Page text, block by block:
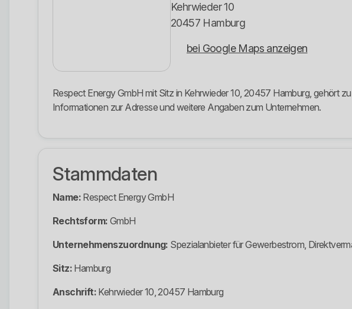
Kehrwieder 10
20457 Hamburg
bei Google Maps anzeigen
Respect Energy GmbH mit Sitz in Kehrwieder 10, 20457 Hamburg, gehört
Informationen zur Adresse und weitere Angaben zum Unternehmen.
Stammdaten
Name: Respect Energy GmbH
Rechtsform: GmbH
Unternehmenszuordnung: Spezialanbieter für Gewerbestrom,
Sitz: Hamburg
Anschrift: Kehrwieder 10, 20457 Hamburg